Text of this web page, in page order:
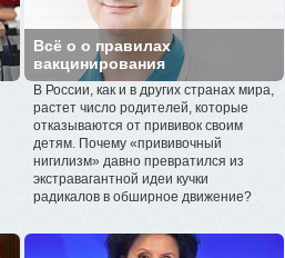
Всё о о правилах
вакцинирования
В России, как и в других странах мира,
растет число родителей, которые
отказываются от прививок своим
детям. Почему «прививочный
нигилизм» давно превратился из
экстравагантной идеи кучки
радикалов в обширное движение?